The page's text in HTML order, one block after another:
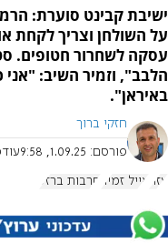
ישיבת קבינט סוערת:
על השולחן וצריך לקחת
עסקה לשחרור חטופים.
הלבב", וזמיר השיב:
באיראן".
חזקי ברוך
פורסם: 1.09.25, 9:58
עזה אייל זמיר חרבות ברזל